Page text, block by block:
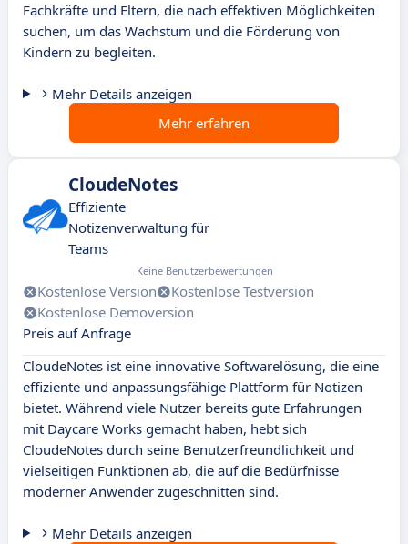
Fachkräfte und Eltern, die nach effektiven Möglichkeiten
suchen, um das Wachstum und die Förderung von
Kindern zu begleiten.
Mehr Details anzeigen
Mehr erfahren
CloudeNotes
Effiziente
Notizenverwaltung für
Teams
Keine Benutzerbewertungen
Kostenlose Version
Kostenlose Testversion
Kostenlose Demoversion
Preis auf Anfrage
CloudeNotes ist eine innovative Softwarelösung, die eine
effiziente und anpassungsfähige Plattform für Notizen
bietet. Während viele Nutzer bereits gute Erfahrungen
mit Daycare Works gemacht haben, hebt sich
CloudeNotes durch seine Benutzerfreundlichkeit und
vielseitigen Funktionen ab, die auf die Bedürfnisse
moderner Anwender zugeschnitten sind.
Mehr Details anzeigen